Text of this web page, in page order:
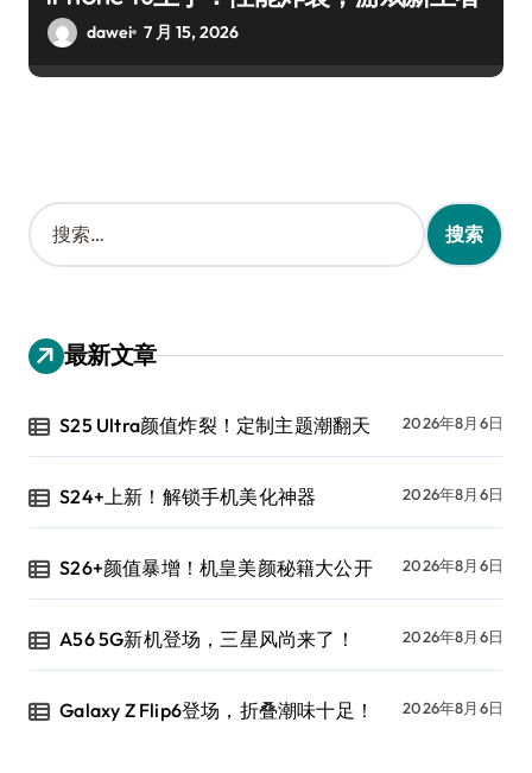
dawei 7 月 15, 2026
搜
索
：
最新文章
S25 Ultra颜值炸裂！定制主题潮翻天 2026年8月6日
S24+上新！解锁手机美化神器 2026年8月6日
S26+颜值暴增！机皇美颜秘籍大公开 2026年8月6日
A56 5G新机登场，三星风尚来了！ 2026年8月6日
Galaxy Z Flip6登场，折叠潮味十足！ 2026年8月6日